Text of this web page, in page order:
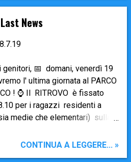
con ancora più
presso il nostro Santuario
agosto ore 21.00 : Processione
Santuario della Foppa, Santa
, Veglia notturna
agosto ore 6.30 : Preghiera
Mattutine e Santa Messa al
News
genitori, 📅 domani, venerdì 19
l' ultima giornata al PARCO
! ⌚ Il RITROVO è fissato
per i ragazzi residenti a
medie che elementari) sulla
i residenti a Brembilla,
CONTINUA A LEGGERE... »